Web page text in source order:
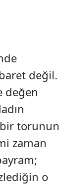
değil.
değen
bir torunun
zaman
o